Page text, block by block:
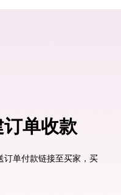
单收款
订单付款链接至买家，买